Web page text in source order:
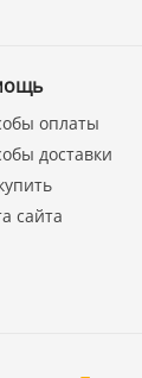
оплаты
доставки
сайта